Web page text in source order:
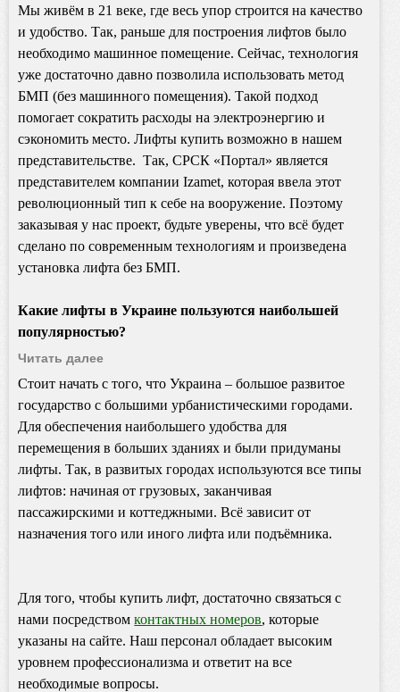
Мы живём в 21 веке, где весь упор строится на качество
и удобство. Так, раньше для построения лифтов было
необходимо машинное помещение. Сейчас, технология
уже достаточно давно позволила использовать метод
БМП (без машинного помещения). Такой подход
помогает сократить расходы на электроэнергию и
сэкономить место. Лифты купить возможно в нашем
представительстве. Так, СРСК «Портал» является
представителем компанииIzamet, которая ввела этот
революционный тип к себе на вооружение. Поэтому
заказывая у нас проект, будьте уверены, что всё будет
сделано по современным технологиям и произведена
установка лифта без БМП.
Какие лифты в Украине пользуются наибольшей
популярностью?
Читать далее
Стоит начать с того, что Украина – большое развитое
государство с большими урбанистическими городами.
Для обеспечения наибольшего удобства для
перемещения в больших зданиях и были придуманы
лифты. Так, в развитых городах используются все типы
лифтов: начиная от грузовых, заканчивая
пассажирскими и коттеджными. Всё зависит от
назначения того или иного лифта или подъёмника.
Для того, чтобы купить лифт, достаточно связаться с
нами посредствомконтактных номеров, которые
указаны на сайте. Наш персонал обладает высоким
уровнем профессионализма и ответит на все
необходимые вопросы.